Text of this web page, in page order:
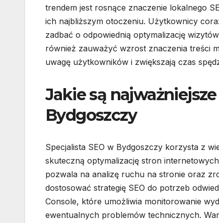
trendem jest rosnące znaczenie lokalnego
ich najbliższym otoczeniu. Użytkownicy
zadbać o odpowiednią optymalizację
również zauważyć wzrost znaczenia treści
uwagę użytkowników i zwiększają czas
Jakie są
Bydgoszczy
Specjalista SEO w Bydgoszczy korzysta z
skuteczną optymalizację stron
pozwala na analizę ruchu na stronie oraz
dostosować strategię SEO do potrzeb
Console, które umożliwia monitorowanie
ewentualnych problemów technicznych.